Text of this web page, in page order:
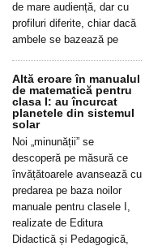
de mare audiență, dar cu
profiluri diferite, chiar dacă
ambele se bazează pe
Altă eroare în manualul
de matematică pentru
clasa I: au încurcat
planetele din sistemul
solar
Noi „minunății” se
descoperă pe măsură ce
învățătoarele avansează cu
predarea pe baza noilor
manuale pentru clasele I,
realizate de Editura
Didactică și Pedagogică,